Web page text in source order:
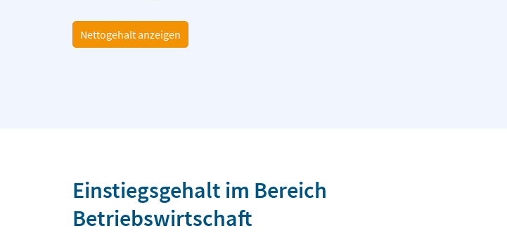
Nettogehalt anzeigen
Einstiegsgehalt im Bereich
Betriebswirtschaft